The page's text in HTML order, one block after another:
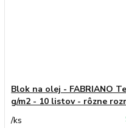
Blok na olej - FABRIANO
g/m2 - 10 listov - rôzne
/ks